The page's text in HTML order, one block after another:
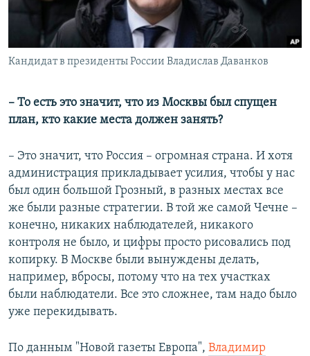
Кандидат в президенты России Владислав Даванков
– То есть это значит, что из Москвы был спущен
план, кто какие места должен занять?
– Это значит, что Россия – огромная страна. И хотя
администрация прикладывает усилия, чтобы у нас
был один большой Грозный, в разных местах все
же были разные стратегии. В той же самой Чечне –
конечно, никаких наблюдателей, никакого
контроля не было, и цифры просто рисовались под
копирку. В Москве были вынуждены делать,
например, вбросы, потому что на тех участках
были наблюдатели. Все это сложнее, там надо было
уже перекидывать.
По данным "Новой газеты Европа", Владимир